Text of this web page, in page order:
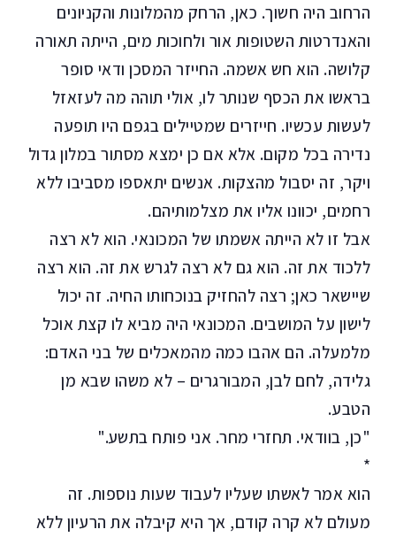
הרחוב היה חשוך. כאן, הרחק מהמלונות והקניונים
והאנדרטות השטופות אור ולחוכות מים, הייתה תאורה
קלושה. הוא חש אשמה. החייזר המסכן ודאי סופר
בראשו את הכסף שנותר לו, אולי תוהה מה לעזאזל
לעשות עכשיו. חייזרים שמטיילים בגפם היו תופעה
נדירה בכל מקום. אלא אם כן ימצא מסתור במלון גדול
ויקר, זה יסבול מהצקות. אנשים יתאספו מסביבו ללא
רחמים, יכוונו אליו את מצלמותיהם.
אבל זו לא הייתה אשמתו של המכונאי. הוא לא רצה
ללכוד את זה. הוא גם לא רצה לגרש את זה. הוא רצה
שיישאר כאן; רצה להחזיק בנוכחותו החיה. זה יכול
לישון על המושבים. המכונאי היה מביא לו קצת אוכל
מלמעלה. הם אהבו כמה מהמאכלים של בני האדם:
גלידה, לחם לבן, המבורגרים – לא משהו שבא מן
הטבע.
"כן, בוודאי. תחזרי מחר. אני פותח בתשע."
*
הוא אמר לאשתו שעליו לעבוד שעות נוספות. זה
מעולם לא קרה קודם, אך היא קיבלה את הרעיון ללא